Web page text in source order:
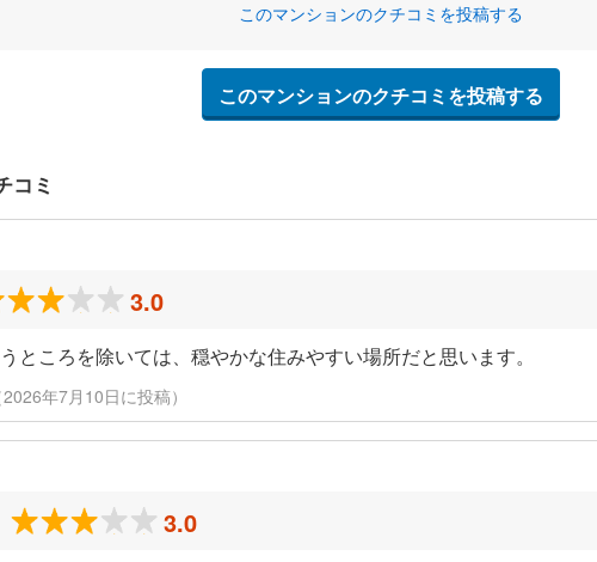
このマンションのクチコミを投稿する
このマンションのクチコミを投稿する
コミ
3.0
ところを除いては、穏やかな住みやすい場所だと思います。
年7月10日に投稿）
3.0